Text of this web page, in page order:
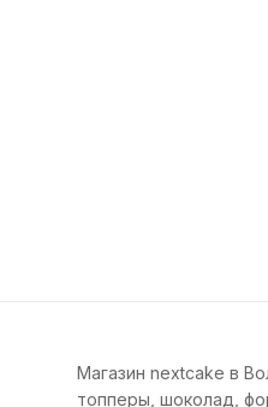
Магазин nextcake в
топперы, шоколад,